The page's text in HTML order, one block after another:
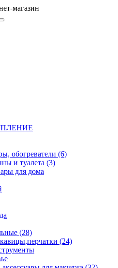
магазин
обогреватели (6)
и туалета (3)
для дома
(28)
(24)